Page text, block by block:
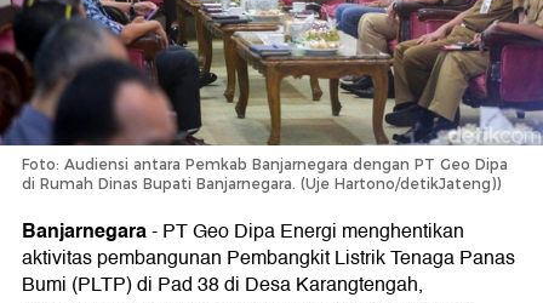
Foto: Audiensi antara Pemkab Banjarnegara dengan PT Geo Dipa
di Rumah Dinas Bupati Banjarnegara. (Uje Hartono/detikJateng))
Banjarnegara-PT Geo Dipa Energi menghentikan
aktivitas pembangunan Pembangkit Listrik Tenaga Panas
Bumi (PLTP) di Pad 38 di Desa Karangtengah,